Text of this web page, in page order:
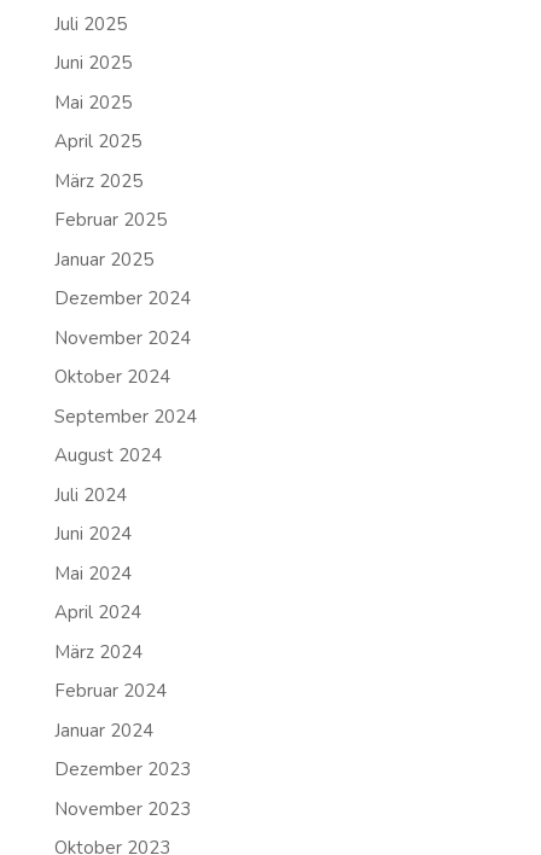
Juli 2025
Juni 2025
Mai 2025
April 2025
März 2025
Februar 2025
Januar 2025
Dezember 2024
November 2024
Oktober 2024
September 2024
August 2024
Juli 2024
Juni 2024
Mai 2024
April 2024
März 2024
Februar 2024
Januar 2024
Dezember 2023
November 2023
Oktober 2023